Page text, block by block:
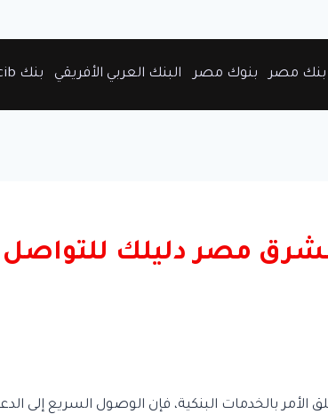
بنك مصر بنوك مصر البنك العربي الأفريقي بنك cib
مصر دليلك للتواصل
الأمر بالخدمات البنكية، فإن الوصول السريع